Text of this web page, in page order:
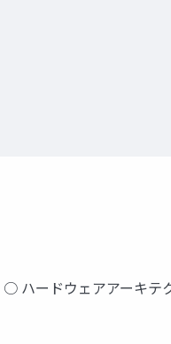
ハードウェアアーキ